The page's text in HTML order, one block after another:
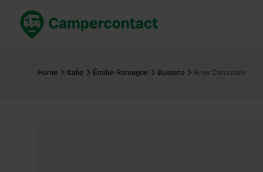
France
France
Home Italie Émilie-Romagne Busseto Area Comunale